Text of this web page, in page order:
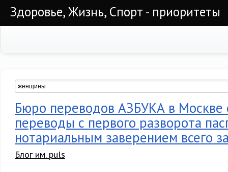
Здоровье, Жизнь, Спорт - приоритеты
Бюро переводов АЗБУКА в Москве
переводы с первого разворота
нотариальным заверением всего
Блог им. puls